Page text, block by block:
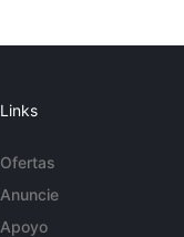
Links
Ofertas
Anuncie
Apoyo